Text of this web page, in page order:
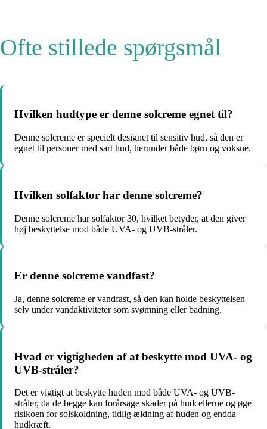
Ofte stillede spørgsmål
Hvilken hudtype er denne solcreme egnet til?
Denne solcreme er specielt designet til sensitiv hud, så den er
egnet til personer med sart hud, herunder både børn og voksne.
Hvilken solfaktor har denne solcreme?
Denne solcreme har solfaktor 30, hvilket betyder, at den giver
høj beskyttelse mod både UVA- og UVB-stråler.
Er denne solcreme vandfast?
Ja, denne solcreme er vandfast, så den kan holde beskyttelsen
selv under vandaktiviteter som svømning eller badning.
Hvad er vigtigheden af at beskytte mod UVA- og
UVB-stråler?
Det er vigtigt at beskytte huden mod både UVA- og UVB-
stråler, da de begge kan forårsage skader på hudcellerne og øge
risikoen for solskoldning, tidlig ældning af huden og endda
hudkræft.